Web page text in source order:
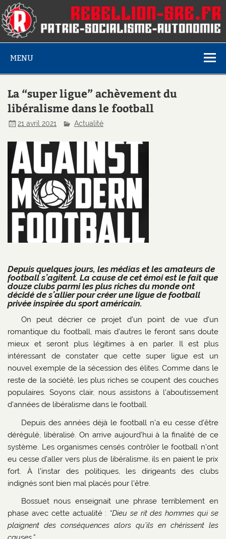
MENU
La “super ligue” achèvement du
libéralisme dans le football
21 avril 2021 Actualité
Depuis quelques jours, les médias et les amateurs de
football s’agitent. La cause de cet émoi est le fait que
douze clubs parmi les plus riches du monde ont
décidé de s’allier pour créer une ligue de football
privée inspirée du sport américain.
On peut décrier ce projet d’un point de vue d’un
romantique du football, mais d’autres le feront sans doute
mieux et seront plus légitimes à en parler. Il est plus
intéressant de constater que cette super ligue est un
nouvel exemple de la sécession des élites. Comme dans le
reste de la société, les plus riches se coupent des couches
populaires. Soyons clair, nous assistons à l’aboutissement
d’années de libéralisme dans le football.
Depuis des années déjà le football n’a eu cesse d’être
dérégulé, libéralisé. On arrive aujourd’hui à la finalité de ce
système. Les organismes censés contrôler le football n’ont
eu cesse d’aller vers plus de libéralisme, ils en paient le prix
fort. À l’instar des politiques, les dirigeants des clubs
indignés sont bien mal placés pour l’être.
Bossuet nous enseignait une phrase terriblement en
phase avec cette actualité : “Dieu se rit des hommes qui se
plaignent des conséquences alors qu’ils en chérissent les